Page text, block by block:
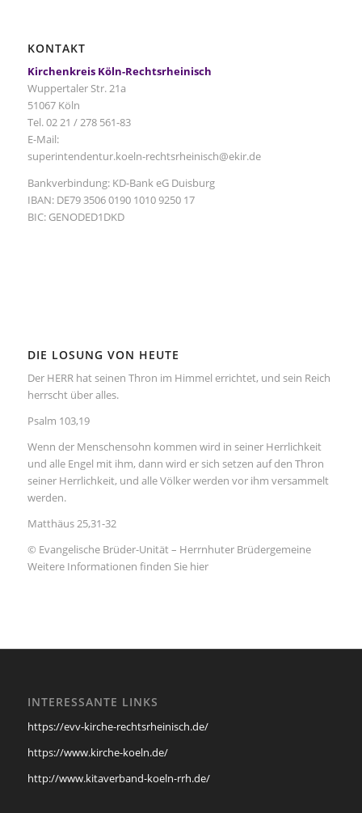
KONTAKT
Kirchenkreis Köln-Rechtsrheinisch
Wuppertaler Str. 21a
51067 Köln
Tel. 02 21 / 278 561-83
E-Mail:
superintendentur.koeln-rechtsrheinisch@ekir.de
Bankverbindung: KD-Bank eG Duisburg
IBAN: DE79 3506 0190 1010 9250 17
BIC: GENODED1DKD
DIE LOSUNG VON HEUTE
Der HERR hat seinen Thron im Himmel errichtet, und sein Reich
herrscht über alles.
Psalm 103,19
Wenn der Menschensohn kommen wird in seiner Herrlichkeit
und alle Engel mit ihm, dann wird er sich setzen auf den Thron
seiner Herrlichkeit, und alle Völker werden vor ihm versammelt
werden.
Matthäus 25,31-32
© Evangelische Brüder-Unität – Herrnhuter Brüdergemeine
Weitere Informationen finden Sie hier
INTERESSANTE LINKS
https://evv-kirche-rechtsrheinisch.de/
https://www.kirche-koeln.de/
http://www.kitaverband-koeln-rrh.de/